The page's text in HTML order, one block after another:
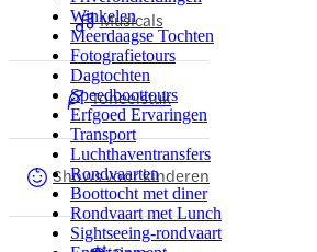
Winkelen
Meerdaagse Tochten
Fotografietours
Dagtochten
Speedboottours
Erfgoed Ervaringen
Transport
Luchthaventransfers
Rondvaarten
Boottocht met diner
Rondvaart met Lunch
Sightseeing-rondvaart
Musicals
Toneelstuk
Shows voor kinderen